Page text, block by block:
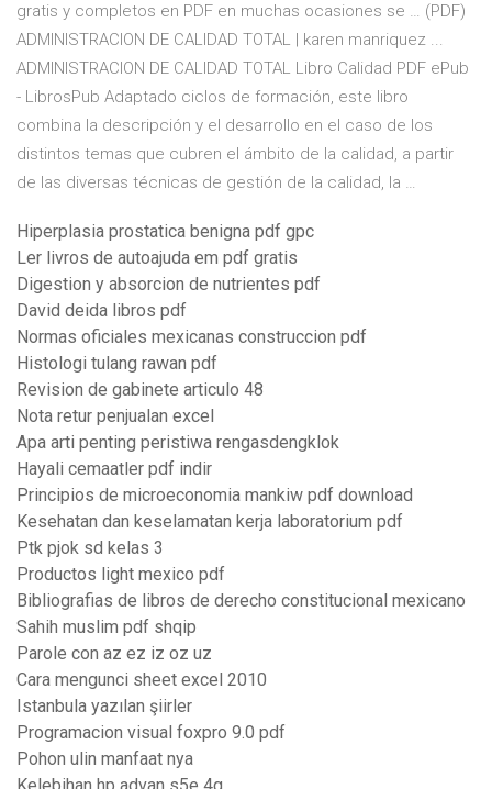
gratis y completos en PDF en muchas ocasiones se … (PDF)
ADMINISTRACION DE CALIDAD TOTAL | karen manriquez ...
ADMINISTRACION DE CALIDAD TOTAL Libro Calidad PDF ePub
- LibrosPub Adaptado ciclos de formación, este libro
combina la descripción y el desarrollo en el caso de los
distintos temas que cubren el ámbito de la calidad, a partir
de las diversas técnicas de gestión de la calidad, la …
Hiperplasia prostatica benigna pdf gpc
Ler livros de autoajuda em pdf gratis
Digestion y absorcion de nutrientes pdf
David deida libros pdf
Normas oficiales mexicanas construccion pdf
Histologi tulang rawan pdf
Revision de gabinete articulo 48
Nota retur penjualan excel
Apa arti penting peristiwa rengasdengklok
Hayali cemaatler pdf indir
Principios de microeconomia mankiw pdf download
Kesehatan dan keselamatan kerja laboratorium pdf
Ptk pjok sd kelas 3
Productos light mexico pdf
Bibliografias de libros de derecho constitucional mexicano
Sahih muslim pdf shqip
Parole con az ez iz oz uz
Cara mengunci sheet excel 2010
Istanbula yazılan şiirler
Programacion visual foxpro 9.0 pdf
Pohon ulin manfaat nya